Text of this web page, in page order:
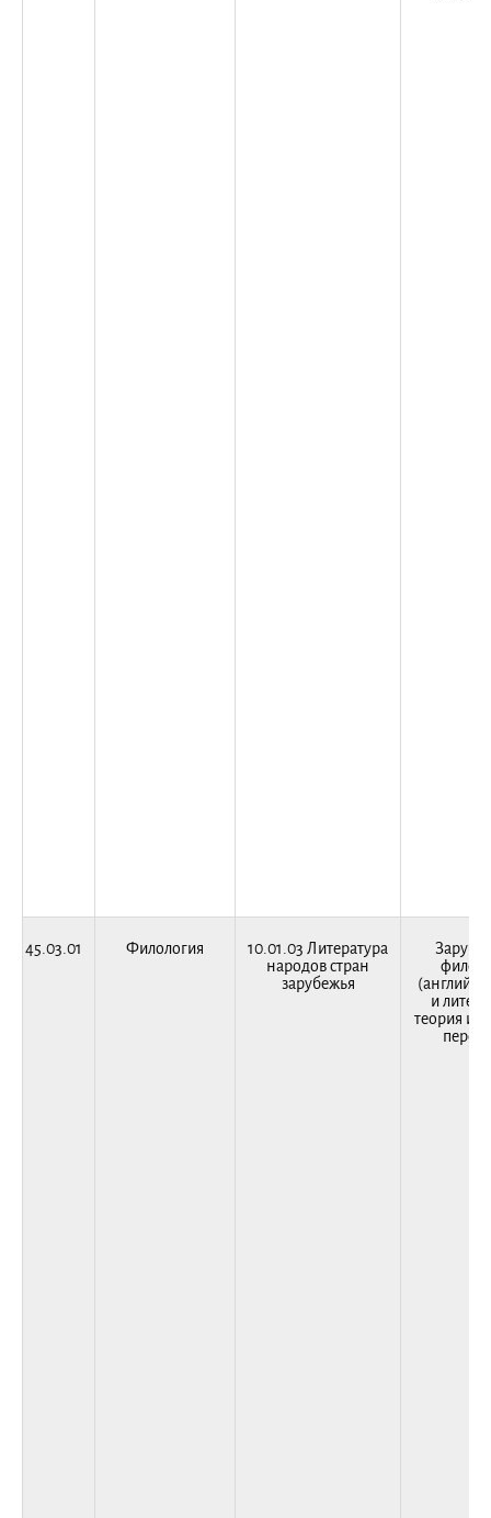
45.03.01 Филология
10.01.03 Литература
народов стран
зарубежья
и
теория и